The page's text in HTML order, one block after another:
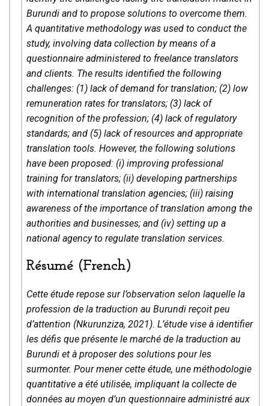
Burundi and to propose solutions to overcome them.
A quantitative methodology was used to conduct the
study, involving data collection by means of a
questionnaire administered to freelance translators
and clients. The results identified the following
challenges: (1) lack of demand for translation; (2) low
remuneration rates for translators; (3) lack of
recognition of the profession; (4) lack of regulatory
standards; and (5) lack of resources and appropriate
translation tools. However, the following solutions
have been proposed: (i) improving professional
training for translators; (ii) developing partnerships
with international translation agencies; (iii) raising
awareness of the importance of translation among the
authorities and businesses; and (iv) setting up a
national agency to regulate translation services.
Résumé (French)
Cette étude repose sur l’observation selon laquelle la
profession de la traduction au Burundi reçoit peu
d’attention (Nkurunziza, 2021). L’étude vise à identifier
les défis que présente le marché de la traduction au
Burundi et à proposer des solutions pour les
surmonter. Pour mener cette étude, une méthodologie
quantitative a été utilisée, impliquant la collecte de
données au moyen d’un questionnaire administré aux